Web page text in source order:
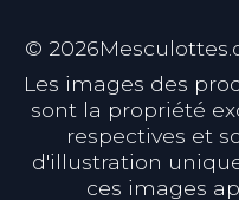
© 2026
Les images des
sont la propriété
respectives et
d'illustration
ces images